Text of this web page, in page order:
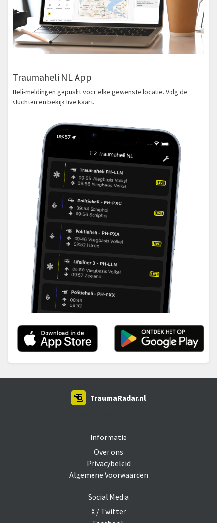
Traumaheli NL App
Heli-meldingen gepusht voor elke gewenste locatie. Volg de
vluchten en bekijk live kaart.
Informatie
Over ons
Privacybeleid
Algemene Voorwaarden
Social Media
X / Twitter
TraumaRadar.nl